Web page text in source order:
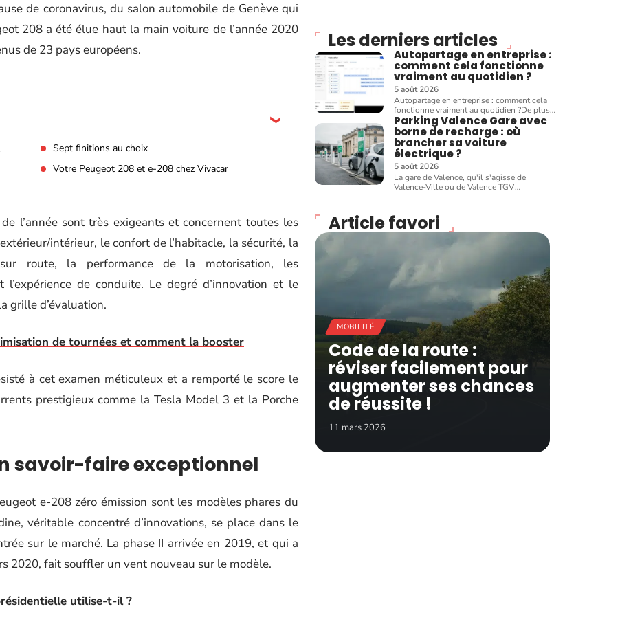
de coronavirus, du salon automobile de Genève qui
208 a été élue haut la main voiture de l’année 2020
de 23 pays européens.
Sept finitions au choix
Votre Peugeot 208 et e-208 chez Vivacar
l’année sont très exigeants et concernent toutes les
intérieur, le confort de l’habitacle, la sécurité, la
route, la performance de la motorisation, les
de conduite. Le degré d’innovation et le
grille d’évaluation.
de tournées et comment la booster
à cet examen méticuleux et a remporté le score le
prestigieux comme la Tesla Model 3 et la Porche
savoir-faire exceptionnel
e-208 zéro émission sont les modèles phares du
véritable concentré d’innovations, se place dans le
sur le marché. La phase II arrivée en 2019, et qui a
2020, fait souffler un vent nouveau sur le modèle.
utilise-t-il ?
Les derniers articles
Autopartage en entreprise :
comment cela fonctionne
vraiment au quotidien ?
5 août 2026
Autopartage en entreprise : comment cela
fonctionne vraiment au quotidien ?De plus…
Parking Valence Gare avec
borne de recharge : où
brancher sa voiture
électrique ?
5 août 2026
La gare de Valence, qu'il s'agisse de
Valence-Ville ou de Valence TGV…
Article favori
MOBILITÉ
Code de la route :
réviser facilement pour
augmenter ses chances
de réussite !
11 mars 2026